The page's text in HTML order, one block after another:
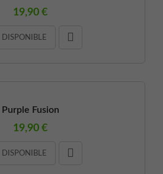
19,90 €
DISPONIBLE
Purple Fusion
19,90 €
DISPONIBLE